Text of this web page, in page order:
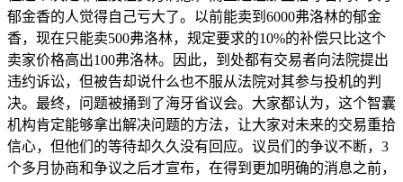
郁金香的人觉得自己亏大了。以前能卖到6000弗洛林的郁金
香，现在只能卖500弗洛林，规定要求的10%的补偿只比这个
卖家价格高出100弗洛林。因此，到处都有交易者向法院提出
违约诉讼，但被告却说什么也不服从法院对其参与投机的判
决。最终，问题被捅到了海牙省议会。大家都认为，这个智囊
机构肯定能够拿出解决问题的方法，让大家对未来的交易重拾
信心，但他们的等待却久久没有回应。议员们的争议不断，3
个多月协商和争议之后才宣布，在得到更加明确的消息之前，